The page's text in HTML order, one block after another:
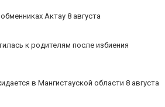
Актау 8 августа
к родителям после избиения
в Мангистауской области 8 августа